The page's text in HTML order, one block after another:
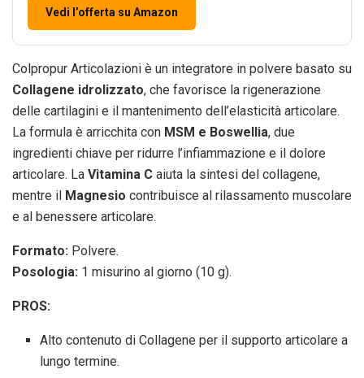
Vedi l’offerta su Amazon
Colpropur Articolazioni è un integratore in polvere basato su
Collagene idrolizzato, che favorisce la rigenerazione
delle cartilagini e il mantenimento dell’elasticità articolare.
La formula è arricchita con MSM e Boswellia, due
ingredienti chiave per ridurre l’infiammazione e il dolore
articolare. La Vitamina C aiuta la sintesi del collagene,
mentre il Magnesio contribuisce al rilassamento muscolare
e al benessere articolare.
Formato: Polvere.
Posologia: 1 misurino al giorno (10 g).
PROS:
Alto contenuto di Collagene per il supporto articolare a
lungo termine.